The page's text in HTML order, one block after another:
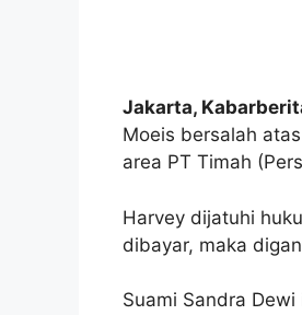
Jakarta,
Moeis bersalah
area PT Timah
Harvey dijatuhi
dibayar, maka
Suami Sandra